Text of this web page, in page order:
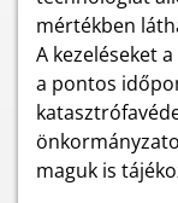
mértékben
A kezeléseket
a pontos
maguk is